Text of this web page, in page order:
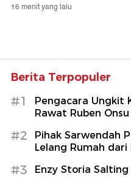
16 menit yang lalu
Berita Terpopuler
#1
Pengacara Ungkit
Rawat Ruben
#2
Pihak Sarwendah
Lelang Rumah dari
#3 Enzy Storia